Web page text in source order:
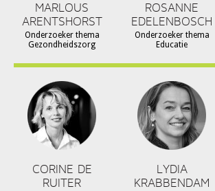
MARLOUS
ARENTSHORST
Onderzoeker thema
Gezondheidszorg
ROSANNE
EDELENBOSCH
Onderzoeker thema
Educatie
CORINE DE
RUITER
LYDIA
KRABBENDAM